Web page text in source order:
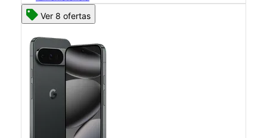
Ver 8 ofertas